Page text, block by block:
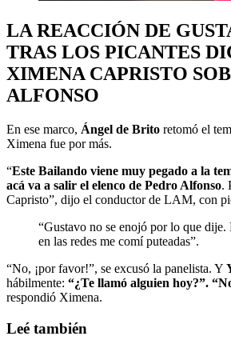
LA REACCIÓN DE
TRAS LOS PICANTES
XIMENA CAPRISTO
ALFONSO
En ese marco, Ángel de Brito retomó el
Ximena fue por más.
“Este Bailando viene muy pegado a la
acá va a salir el elenco de Pedro Alfonso.
Capristo”, dijo el conductor de LAM, con
“Gustavo no se enojó por lo que dije.
en las redes me comí puteadas”.
“No, ¡por favor!”, se excusó la panelista. Y
hábilmente: “¿Te llamó alguien hoy?”.
respondió Ximena.
Leé también